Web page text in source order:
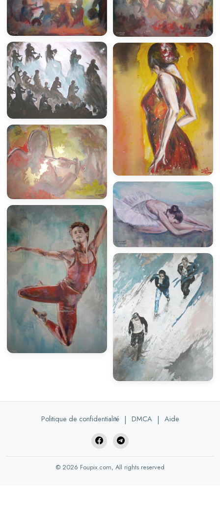
Politique de confidentialité | DMCA | Aide
© 2026 Foupix.com, All rights reserved